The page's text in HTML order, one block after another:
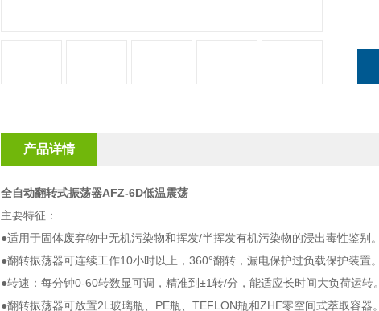
产品详情
全自动翻转式振荡器AFZ-6D低温震荡
主要特征：
●适用于固体废弃物中无机污染物和挥发/半挥发有机污染物的浸出毒性鉴别。
●翻转振荡器可连续工作10小时以上，360°翻转，漏电保护过负载保护装置。
●转速：每分钟0-60转数显可调，精准到±1转/分，能适应长时间大负荷运转。
●翻转振荡器可放置2L玻璃瓶、PE瓶、TEFLON瓶和ZHE零空间式萃取容器。